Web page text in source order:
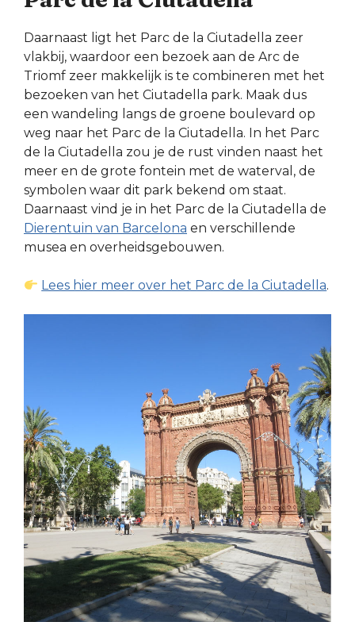
Daarnaast ligt het Parc de la Ciutadella zeer
vlakbij, waardoor een bezoek aan de Arc de
Triomf zeer makkelijk is te combineren met het
bezoeken van het Ciutadella park. Maak dus
een wandeling langs de groene boulevard op
weg naar het Parc de la Ciutadella. In het Parc
de la Ciutadella zou je de rust vinden naast het
meer en de grote fontein met de waterval, de
symbolen waar dit park bekend om staat.
Daarnaast vind je in het Parc de la Ciutadella de
Dierentuin van Barcelona en verschillende
musea en overheidsgebouwen.
Lees hier meer over het Parc de la Ciutadella.